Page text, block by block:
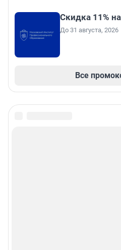
Скидка 11%
До 31 августа, 2026
Все